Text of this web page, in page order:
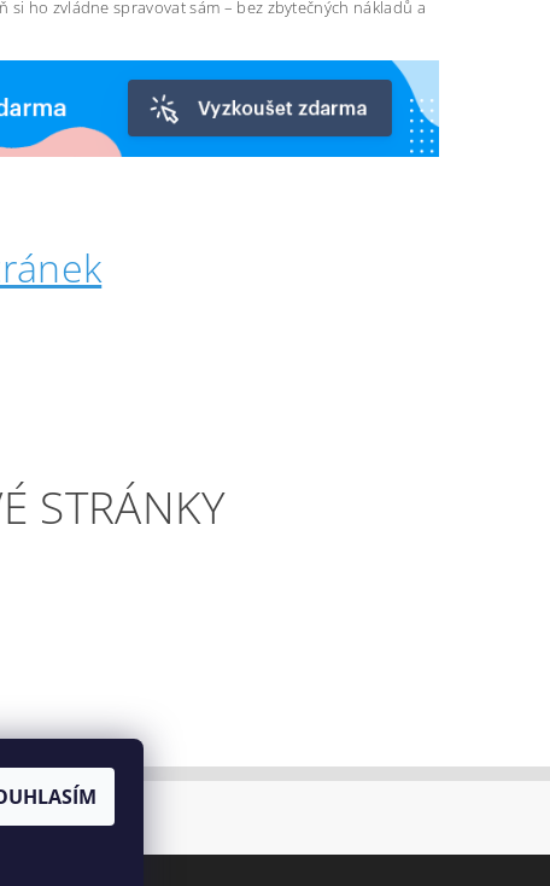
ho zvládne spravovat sám – bez zbytečných nákladů a
STRÁNKY